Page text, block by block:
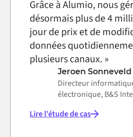
Grâce à Alumio, nous
désormais plus de 4
jour de prix et de
données
plusieurs canaux. »
Jeroen Sonneveld
Directeur
électronique, B&S
Lire l'étude de cas